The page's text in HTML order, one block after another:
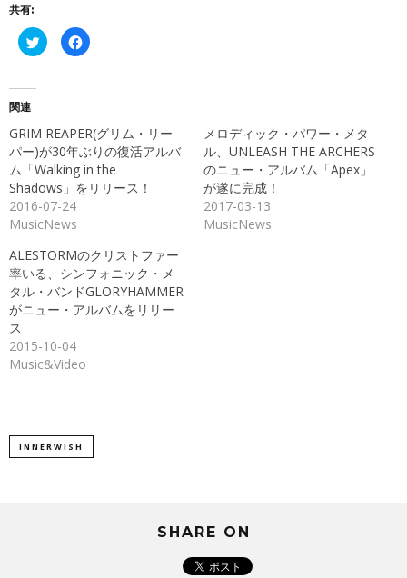
共有:
ク
リ
共
有
(新
し
い
ィ
ン
ド
ウ
き
ま
す)
Facebook
で
ク
リ
ッ
ク
し
て
く
い
ウ
ィ
ン
ド
ウ
す)
関連
GRIM REAPER(グリム・リー
パー)が30年ぶりの復活アルバ
ム「Walking in the
Shadows」をリリース！
2016-07-24
MusicNews
メロディック・パワー・メタ
ル、UNLEASH THE ARCHERS
のニュー・アルバム「Apex」
が遂に完成！
2017-03-13
MusicNews
ALESTORMのクリストファー
率いる、シンフォニック・メ
タル・バンドGLORYHAMMER
がニュー・アルバムをリリー
ス
2015-10-04
Music&Video
INNERWISH
SHARE ON